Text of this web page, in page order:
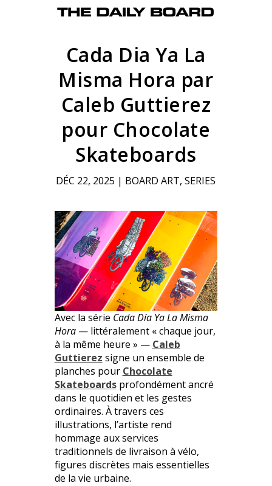
Cada Dia Ya La
Misma Hora par
Caleb Guttierez
pour Chocolate
Skateboards
DÉC 22, 2025 | BOARD ART,SERIES
Avec la série Cada Día Ya La Misma
Hora— littéralement « chaque jour,
à la même heure » — Caleb
Guttierez signe un ensemble de
planches pour Chocolate
Skateboardsprofondément ancré
dans le quotidien et les gestes
ordinaires. À travers ces
illustrations, l’artiste rend
hommage aux services
traditionnels de livraison à vélo,
figures discrètes mais essentielles
de la vie urbaine.